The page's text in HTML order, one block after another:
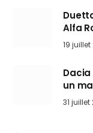
Alfa
l’art
19 juillet
un
31 juillet